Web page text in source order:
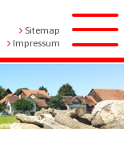
Metanavigation
Sitemap
Impressum